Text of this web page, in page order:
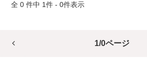
全 0 件中 1件 - 0件表示
1/0ページ